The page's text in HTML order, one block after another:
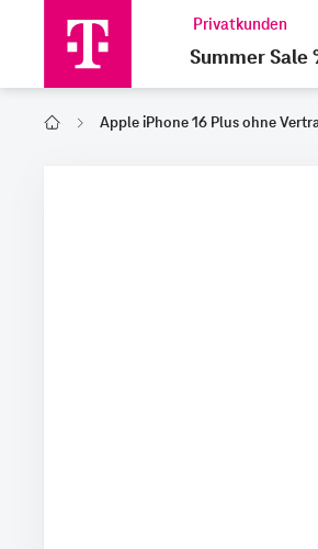
Summer Sale
Home Apple iPhone 16 Plus ohne